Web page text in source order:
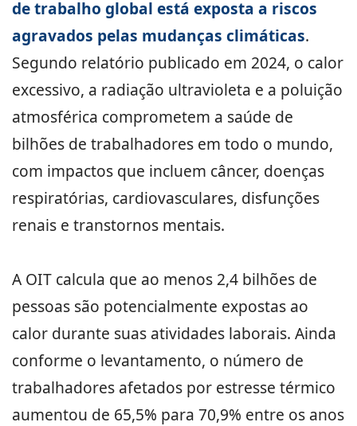
de trabalho global está exposta a riscos
agravados pelas mudanças climáticas.
Segundo relatório publicado em 2024, o calor
excessivo, a radiação ultravioleta e a poluição
atmosférica comprometem a saúde de
bilhões de trabalhadores em todo o mundo,
com impactos que incluem câncer, doenças
respiratórias, cardiovasculares, disfunções
renais e transtornos mentais.
A OIT calcula que ao menos 2,4 bilhões de
pessoas são potencialmente expostas ao
calor durante suas atividades laborais. Ainda
conforme o levantamento, o número de
trabalhadores afetados por estresse térmico
aumentou de 65,5% para 70,9% entre os anos